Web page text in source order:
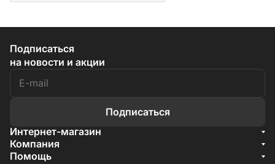
Подписаться
на новости и акции
Подписаться
Интернет-магазин
Акции
Бренды
Компания
О компании
Помощь